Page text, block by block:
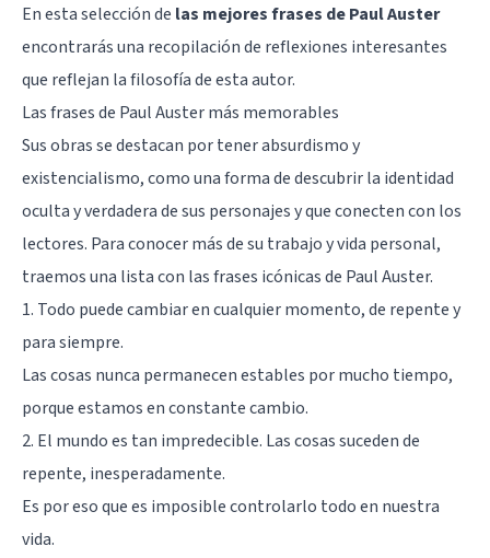
En esta selección de las mejores frases de Paul Auster
encontrarás una recopilación de reflexiones interesantes
que reflejan la filosofía de esta autor.
Las frases de Paul Auster más memorables
Sus obras se destacan por tener absurdismo y
existencialismo, como una forma de descubrir la identidad
oculta y verdadera de sus personajes y que conecten con los
lectores. Para conocer más de su trabajo y vida personal,
traemos una lista con las frases icónicas de Paul Auster.
1. Todo puede cambiar en cualquier momento, de repente y
para siempre.
Las cosas nunca permanecen estables por mucho tiempo,
porque estamos en constante cambio.
2. El mundo es tan impredecible. Las cosas suceden de
repente, inesperadamente.
Es por eso que es imposible controlarlo todo en nuestra
vida.